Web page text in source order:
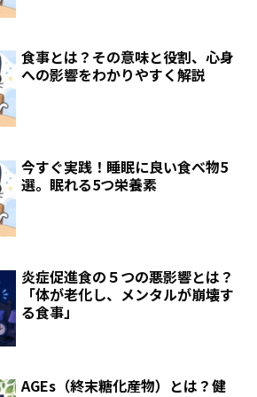
食事とは？その意味と役割、心身
への影響をわかりやすく解説
今すぐ実践！睡眠に良い食べ物5
選。眠れる5つ栄養素
炎症促進食の５つの悪影響とは？
「体が老化し、メンタルが崩壊す
る食事」
AGEs（終末糖化産物）とは？健